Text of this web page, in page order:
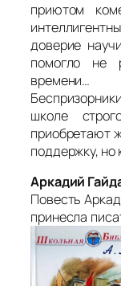
приютом
доверие
помогло не
времени…
школе
приобретают
поддержку,
Аркадий
Повесть
принесла